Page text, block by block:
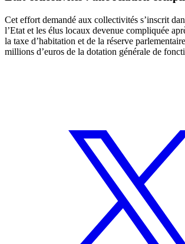
Cet effort demandé aux collectivités s’inscrit
l’Etat et les élus locaux devenue compliquée
la taxe d’habitation et de la réserve
millions d’euros de la dotation générale de